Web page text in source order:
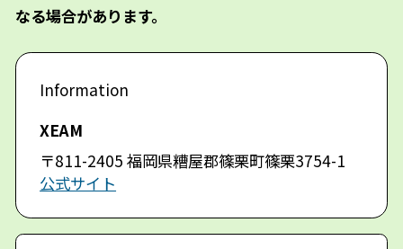
なる場合があります。
XEAM
〒811-2405 福岡県糟屋郡篠栗町篠栗3754-1
公式サイト